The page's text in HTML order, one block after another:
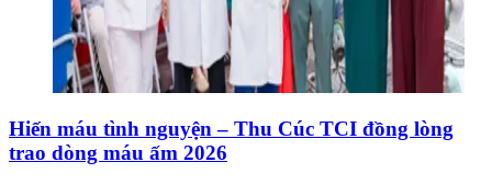
Hiến máu tình nguyện – Thu Cúc TCI đồng lòng
trao dòng máu ấm 2026